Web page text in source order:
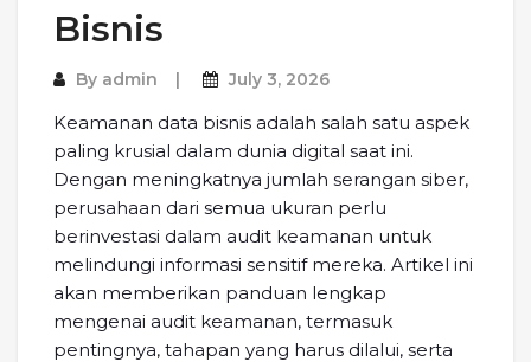
Bisnis
By admin July 3, 2026
Keamanan data bisnis adalah salah satu aspek
paling krusial dalam dunia digital saat ini.
Dengan meningkatnya jumlah serangan siber,
perusahaan dari semua ukuran perlu
berinvestasi dalam audit keamanan untuk
melindungi informasi sensitif mereka. Artikel ini
akan memberikan panduan lengkap
mengenai audit keamanan, termasuk
pentingnya, tahapan yang harus dilalui, serta